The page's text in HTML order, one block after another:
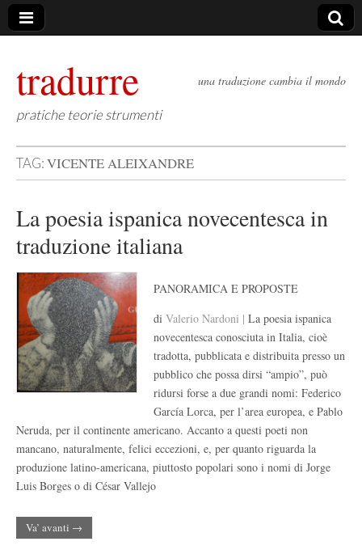
tradurre
pratiche teorie strumenti
una traduzione cambia il mondo
TAG:VICENTE ALEIXANDRE
La poesia ispanica novecentesca in
traduzione italiana
PANORAMICA E PROPOSTE
di Valerio Nardoni | La poesia ispanica
novecentesca conosciuta in Italia, cioè
tradotta, pubblicata e distribuita presso un
pubblico che possa dirsi “ampio”, può
ridursi forse a due grandi nomi: Federico
García Lorca, per l’area europea, e Pablo
Neruda, per il continente americano. Accanto a questi poeti non
mancano, naturalmente, felici eccezioni, e, per quanto riguarda la
produzione latino-americana, piuttosto popolari sono i nomi di Jorge
Luis Borges o di César Vallejo
Va’ avanti →